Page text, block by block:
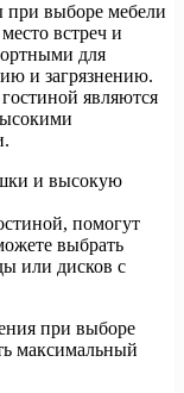
выборе мебели
встреч и
для
и загрязнению.
являются
и высокую
помогут
выбрать
или дисков с
при выборе
максимальный